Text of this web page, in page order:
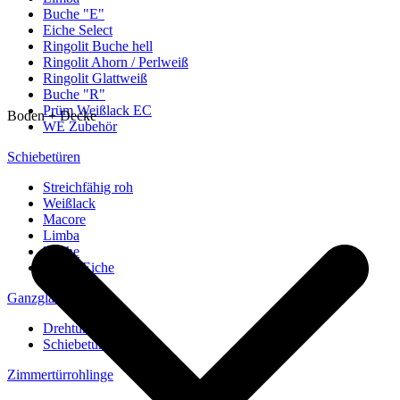
Buche "E"
Eiche Select
Ringolit Buche hell
Ringolit Ahorn / Perlweiß
Ringolit Glattweiß
Buche "R"
Prüm Weißlack EC
WE Zubehör
Schiebetüren
Streichfähig roh
Weißlack
Macore
Limba
Buche
europ. Eiche
Ganzglastüren
Drehtüren
Schiebetüren
Zimmertürrohlinge
Boden + Decke